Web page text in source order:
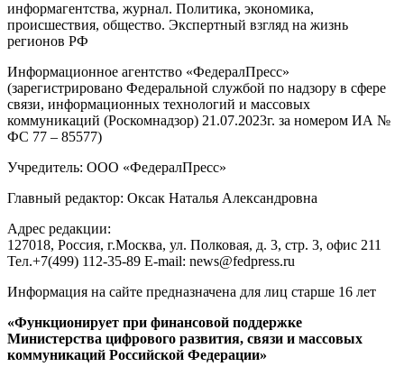
информагентства, журнал. Политика, экономика,
происшествия, общество. Экспертный взгляд на жизнь
регионов РФ
Информационное агентство «ФедералПресс»
(зарегистрировано Федеральной службой по надзору в сфере
связи, информационных технологий и массовых
коммуникаций (Роскомнадзор) 21.07.2023г. за номером ИА №
ФС 77 – 85577)
Учредитель: ООО «ФедералПресс»
Главный редактор: Оксак Наталья Александровна
Адрес редакции:
127018, Россия, г.Москва, ул. Полковая, д. 3, стр. 3, офис 211
Тел.+7(499) 112-35-89 E-mail: news@fedpress.ru
Информация на сайте предназначена для лиц старше 16 лет
«Функционирует при финансовой поддержке
Министерства цифрового развития, связи и массовых
коммуникаций Российской Федерации»